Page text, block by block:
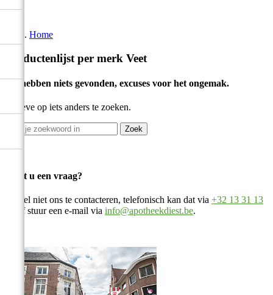
Home
Productenlijst per merk Veet
We hebben niets gevonden, excuses voor het ongemak.
Gelieve op iets anders te zoeken.
Zoek
Heeft u een vraag?
Aarzel niet ons te contacteren, telefonisch kan dat via +32 13 31 13
of stuur een e-mail via info@apotheekdiest.be.